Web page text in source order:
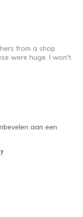
from a shop
were huge. I won't
aan een